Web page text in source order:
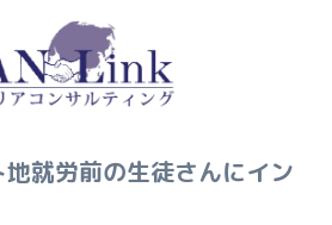
就労前の生徒さんにイン